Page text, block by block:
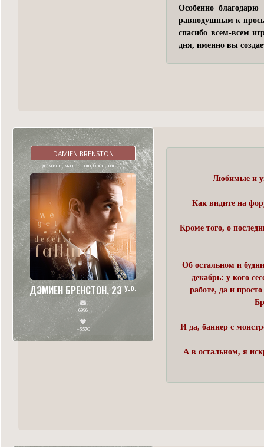
Особенно
равнодушным к
спасибо всем-всем
дня, именно вы
DAMIEN BRENSTON
дэмиен, мать твою, бренстон! (с)
ДЭМИЕН БРЕНСТОН, 23 y.o.
6996
+3570
Любимые и
Как видите на
Кроме того, о
Об остальном и
декабрь: у кого
работе, да и
И да, баннер с
А в остальном, я